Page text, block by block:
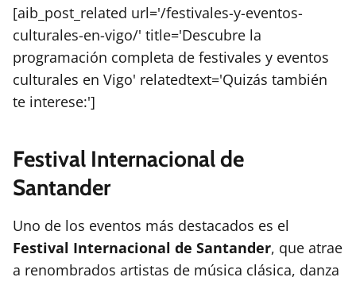
[aib_post_related url='/festivales-y-eventos-
culturales-en-vigo/' title='Descubre la
programación completa de festivales y eventos
culturales en Vigo' relatedtext='Quizás también
te interese:']
Festival Internacional de
Santander
Uno de los eventos más destacados es el
Festival Internacional de Santander, que atrae
a renombrados artistas de música clásica, danza